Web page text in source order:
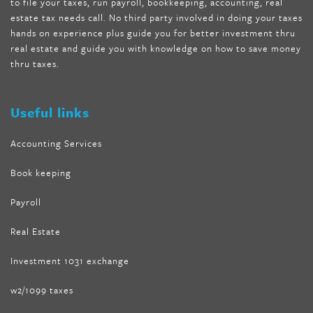
nutra surreal keto forskolin,best product to help lose weight
wave storm hair product review,as seen on tv belly fat burner,
melissa mccarthy weight loss dr oz, tru loss forskolin,keto
absolute forskolin,trim fit garcinia cambogia ,glenda lewis
weight loss
estate tax needs call. No third party involved in doing your taxes
hands on experience plus guide you for better investment thru
real estate and guide you with knowledge on how to save money
thru taxes.
Useful links
Accounting Services
Book keeping
Payroll
Real Estate
Investment 1031 exchange
w2/1099 taxes